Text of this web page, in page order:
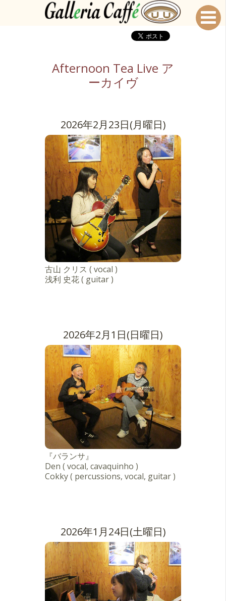
Afternoon Tea Live ア
ーカイヴ
2026年2月23日(月曜日)
古山 クリス ( vocal )
浅利 史花 ( guitar )
2026年2月1日(日曜日)
『バランサ』
Den ( vocal, cavaquinho )
Cokky ( percussions, vocal, guitar )
2026年1月24日(土曜日)